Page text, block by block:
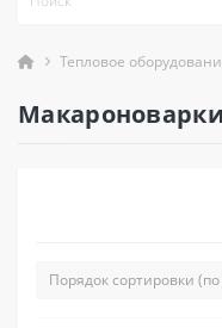
Тепловое
Макароноварки